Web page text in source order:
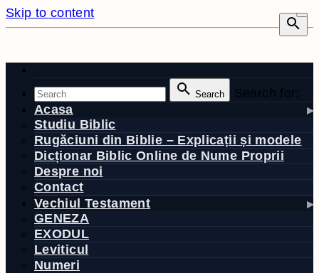
Skip to content
Search
Search for:
Acasa
Studiu Biblic
Rugăciuni din Biblie – Explicații și modele
Dicționar Biblic Online de Nume Proprii
Despre noi
Contact
Vechiul Testament
GENEZA
EXODUL
Leviticul
Numeri